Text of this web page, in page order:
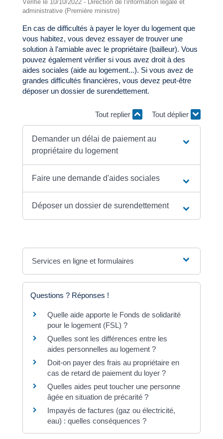
Vérifié le 10/10/2022 - Direction de l'information légale et
administrative (Première ministre)
En cas de difficultés à payer le loyer du logement que
vous habitez, vous devez essayer de trouver une
solution à l'amiable avec le propriétaire (bailleur). Vous
pouvez également vérifier si vous avez droit à des
aides sociales (aide au logement...). Si vous avez de
grandes difficultés financières, vous devez peut-être
déposer un dossier de surendettement.
Tout replier Tout déplier
Demander un délai de paiement au
propriétaire du logement
Faire une demande d'aides sociales
Déposer un dossier de surendettement
Services en ligne et formulaires
Questions ? Réponses !
Quelle aide apporte le Fonds de solidarité
pour le logement (FSL) ?
Quelles sont les différences entre les
aides personnelles au logement ?
Doit-on payer des frais au propriétaire en
cas de retard de paiement du loyer ?
Quelles aides peut toucher une personne
âgée en situation de précarité ?
Impayés de factures (gaz ou électricité,
eau) : quelles conséquences ?